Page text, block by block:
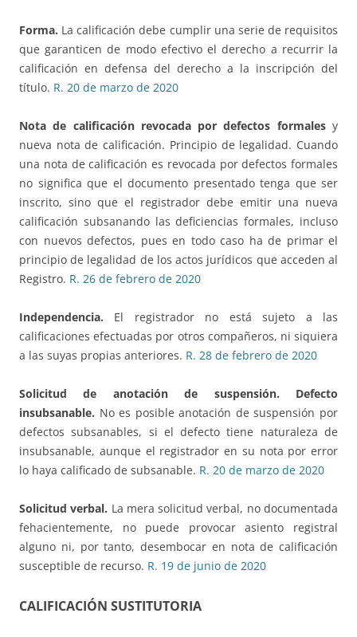
Forma. La calificación debe cumplir una serie de requisitos
que garanticen de modo efectivo el derecho a recurrir la
calificación en defensa del derecho a la inscripción del
título. R. 20 de marzo de 2020
Nota de calificación revocada por defectos formales y
nueva nota de calificación. Principio de legalidad. Cuando
una nota de calificación es revocada por defectos formales
no significa que el documento presentado tenga que ser
inscrito, sino que el registrador debe emitir una nueva
calificación subsanando las deficiencias formales, incluso
con nuevos defectos, pues en todo caso ha de primar el
principio de legalidad de los actos jurídicos que acceden al
Registro. R. 26 de febrero de 2020
Independencia. El registrador no está sujeto a las
calificaciones efectuadas por otros compañeros, ni siquiera
a las suyas propias anteriores. R. 28 de febrero de 2020
Solicitud de anotación de suspensión. Defecto
insubsanable. No es posible anotación de suspensión por
defectos subsanables, si el defecto tiene naturaleza de
insubsanable, aunque el registrador en su nota por error
lo haya calificado de subsanable. R. 20 de marzo de 2020
Solicitud verbal. La mera solicitud verbal, no documentada
fehacientemente, no puede provocar asiento registral
alguno ni, por tanto, desembocar en nota de calificación
susceptible de recurso. R. 19 de junio de 2020
CALIFICACIÓN SUSTITUTORIA